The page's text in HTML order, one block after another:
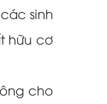
sinh
hữu cơ
cho